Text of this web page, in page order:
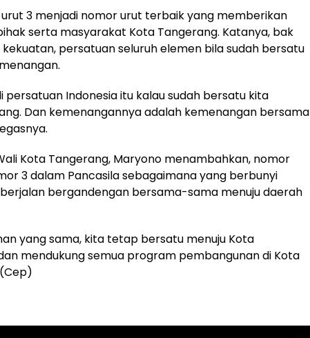
3 menjadi nomor urut terbaik yang memberikan
serta masyarakat Kota Tangerang. Katanya, bak
persatuan seluruh elemen bila sudah bersatu
persatuan Indonesia itu kalau sudah bersatu kita
Dan kemenangannya adalah kemenangan bersama
Kota Tangerang, Maryono menambahkan, nomor
3 dalam Pancasila sebagaimana yang berbunyi
berjalan bergandengan bersama-sama menuju daerah
yang sama, kita tetap bersatu menuju Kota
mendukung semua program pembangunan di Kota